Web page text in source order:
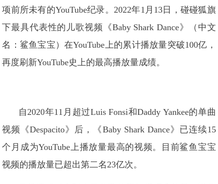
项前所未有的YouTube纪录。2022年1月13日，碰碰狐旗
下最具代表性的儿歌视频《Baby Shark Dance》（中文
名：鲨鱼宝宝）在YouTube上的累计播放量突破100亿，
再度刷新YouTube史上的最高播放量成绩。
自2020年11月超过Luis Fonsi和Daddy Yankee的单曲
视频《Despacito》后，《Baby Shark Dance》已连续15
个月成为YouTube上播放量最高的视频。目前鲨鱼宝宝
视频的播放量已超出第二名23亿次。